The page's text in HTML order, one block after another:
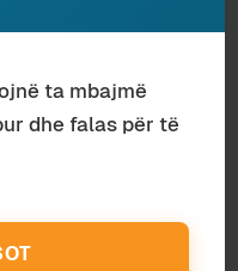
APO JO? KJO
ta mbajmë
dhe falas për të